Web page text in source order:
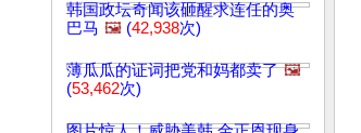
韩国政坛奇闻该砸醒求连任的奥
巴马 🖼️ (42,938次)
薄瓜瓜的证词把党和妈都卖了 🖼️
(53,462次)